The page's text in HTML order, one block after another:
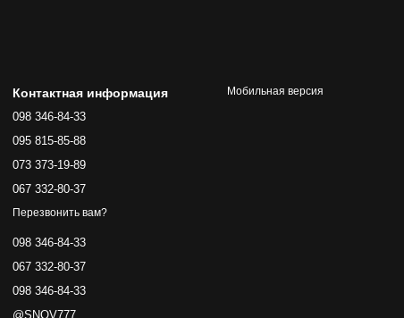
Контактная информация
098 346-84-33
095 815-85-88
073 373-19-89
067 332-80-37
Перезвонить вам?
098 346-84-33
067 332-80-37
098 346-84-33
@SNOV777
Мобильная версия